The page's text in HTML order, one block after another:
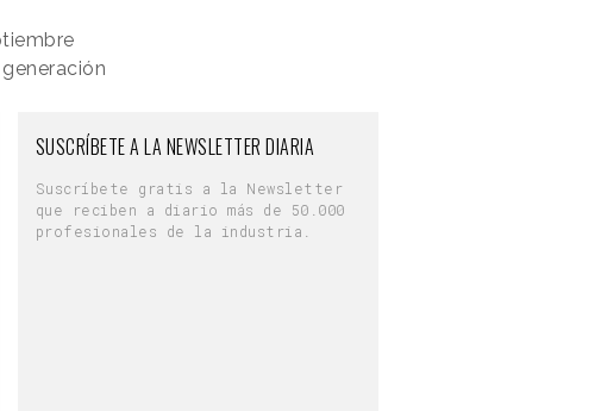
SUSCRÍBETE A LA NEWSLETTER DIARIA
Suscríbete gratis a la Newsletter
que reciben a diario más de 50.000
profesionales de la industria.